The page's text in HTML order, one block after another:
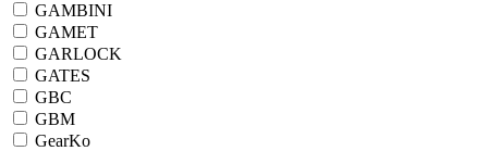
GAMBINI
GAMET
GARLOCK
GATES
GBC
GBM
GearKo